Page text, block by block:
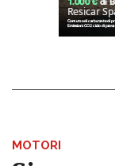
MOTORI